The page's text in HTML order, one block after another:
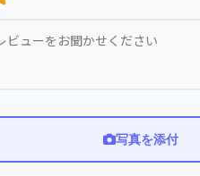
写真を添付